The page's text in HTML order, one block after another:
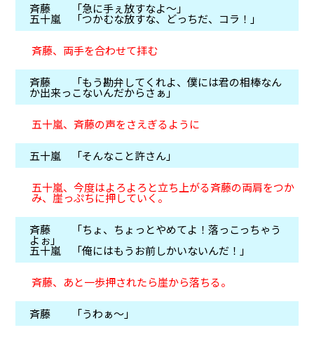
斉藤 「急に手ぇ放すなよ～」
五十嵐 「つかむな放すな、どっちだ、コラ！」
斉藤、両手を合わせて拝む
斉藤 「もう勘弁してくれよ、僕には君の相棒なん
か出来っこないんだからさぁ」
五十嵐、斉藤の声をさえぎるように
五十嵐 「そんなこと許さん」
五十嵐、今度はよろよろと立ち上がる斉藤の両肩をつか
み、崖っぷちに押していく。
斉藤 「ちょ、ちょっとやめてよ！落っこっちゃう
よぉ」
五十嵐 「俺にはもうお前しかいないんだ！」
斉藤、あと一歩押されたら崖から落ちる。
斉藤 「うわぁ～」